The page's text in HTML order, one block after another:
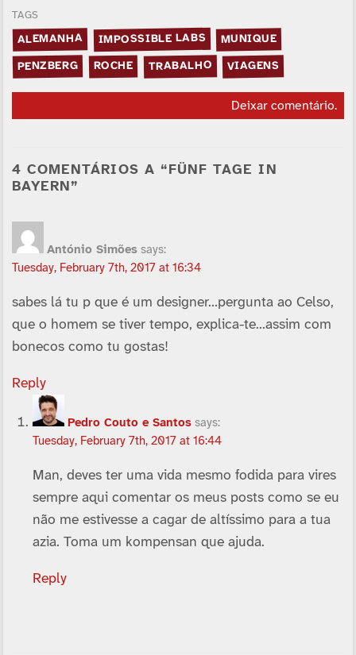
TAGS
ALEMANHA IMPOSSIBLE LABS MUNIQUE
PENZBERG ROCHE TRABALHO VIAGENS
Deixar comentário.
4 COMENTÁRIOS A “FÜNF TAGE IN
BAYERN”
António Simões says:
Tuesday, February 7th, 2017 at 16:34
sabes lá tu p que é um designer…pergunta ao Celso,
que o homem se tiver tempo, explica-te…assim com
bonecos como tu gostas!
Reply
Pedro Couto e Santos says:
Tuesday, February 7th, 2017 at 16:44
Man, deves ter uma vida mesmo fodida para vires
sempre aqui comentar os meus posts como se eu
não me estivesse a cagar de altí­ssimo para a tua
azia. Toma um kompensan que ajuda.
Reply